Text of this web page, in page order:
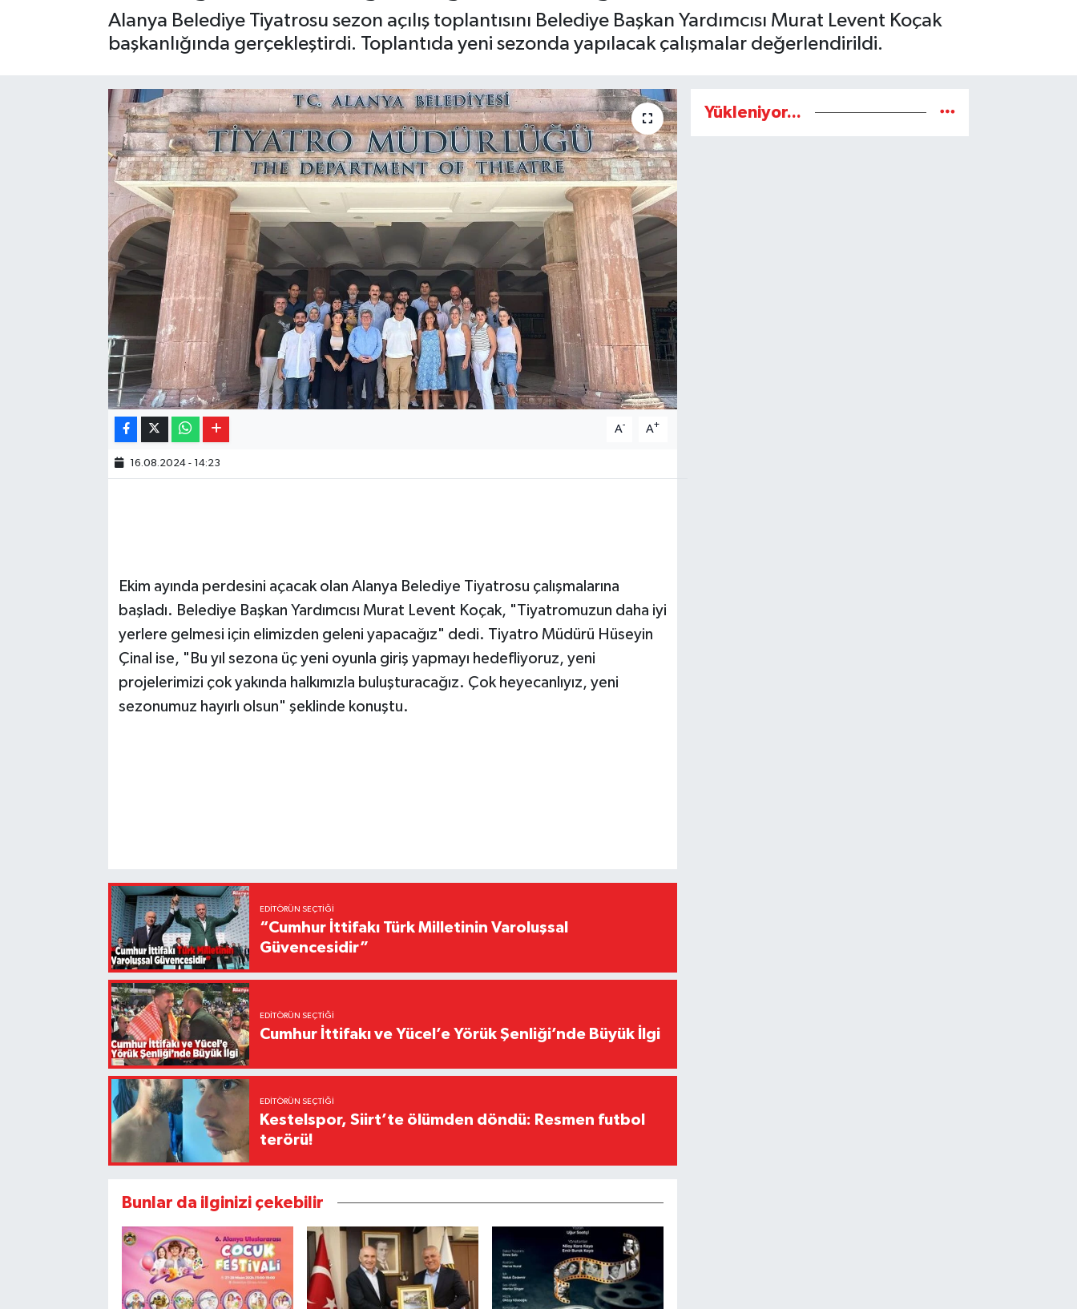
Alanya Belediye Tiyatrosu sezon açılış toplantısını Belediye Başkan Yardımcısı Murat Levent Koçak
başkanlığında gerçekleştirdi. Toplantıda yeni sezonda yapılacak çalışmalar değerlendirildi.
A- A+
16.08.2024 - 14:23
Ekim ayında perdesini açacak olan Alanya Belediye Tiyatrosu çalışmalarına
başladı. Belediye Başkan Yardımcısı Murat Levent Koçak, "Tiyatromuzun daha iyi
yerlere gelmesi için elimizden geleni yapacağız" dedi. Tiyatro Müdürü Hüseyin
Çinal ise, "Bu yıl sezona üç yeni oyunla giriş yapmayı hedefliyoruz, yeni
projelerimizi çok yakında halkımızla buluşturacağız. Çok heyecanlıyız, yeni
sezonumuz hayırlı olsun" şeklinde konuştu.
EDITÖRÜN SEÇTIĞI
“Cumhur İttifakı Türk Milletinin Varoluşsal
Güvencesidir”
EDITÖRÜN SEÇTIĞI
Cumhur İttifakı ve Yücel’e Yörük Şenliği’nde Büyük İlgi
EDITÖRÜN SEÇTIĞI
Kestelspor, Siirt’te ölümden döndü: Resmen futbol
terörü!
Bunlar da ilginizi çekebilir
Yükleniyor...
Gizlilik İlkeleri - Privacy Policy